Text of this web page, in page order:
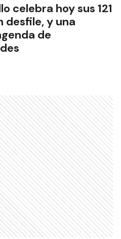
celebra hoy sus 121
desfile, y una
de